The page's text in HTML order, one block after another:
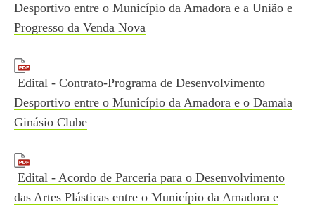
Desportivo entre o Município da Amadora e a União e
Progresso da Venda Nova
Edital - Contrato-Programa de Desenvolvimento
Desportivo entre o Município da Amadora e o Damaia
Ginásio Clube
Edital - Acordo de Parceria para o Desenvolvimento
das Artes Plásticas entre o Município da Amadora e